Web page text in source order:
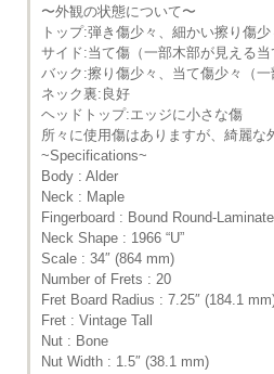
〜外観の状態について〜
トップ:弾き傷少々、細かい擦り傷少
サイド:当て傷（一部木部が見える
バック:擦り傷少々、当て傷少々（
ネック裏:良好
ヘッドトップ:エッジに小さな傷
所々に使用傷はありますが、綺麗
~Specifications~
Body : Alder
Neck : Maple
Fingerboard : Bound Round-
Neck Shape : 1966 “U”
Scale : 34″ (864 mm)
Number of Frets : 20
Fret Board Radius : 7.25″ (184.1
Fret : Vintage Tall
Nut : Bone
Nut Width : 1.5″ (38.1 mm)